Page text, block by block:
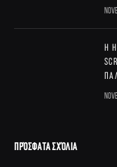
Η
ΠΡΌΣΦΑΤΑ ΣΧΌΛΙΑ